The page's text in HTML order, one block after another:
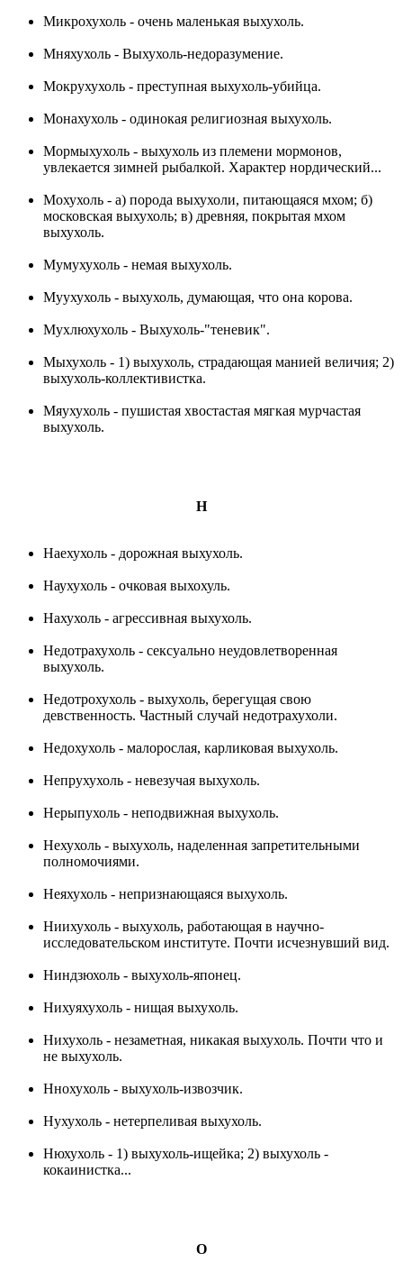
Микрохухоль - очень маленькая выхухоль.
Мняхухоль - Выхухоль-недоразумение.
Мокрухухоль - преступная выхухоль-убийца.
Монахухоль - одинокая религиозная выхухоль.
Мормыхухоль - выхухоль из племени мормонов,
увлекается зимней рыбалкой. Характер нордический...
Мохухоль - а) порода выхухоли, питающаяся мхом; б)
московская выхухоль; в) древняя, покрытая мхом
выхухоль.
Мумухухоль - немая выхухоль.
Муухухоль - выхухоль, думающая, что она корова.
Мухлюхухоль - Выхухоль-"теневик".
Мыхухоль - 1) выхухоль, страдающая манией величия; 2)
выхухоль-коллективистка.
Мяухухоль - пушистая хвостастая мягкая мурчастая
выхухоль.
Н
Наехухоль - дорожная выхухоль.
Наухухоль - очковая выхохуль.
Нахухоль - агрессивная выхухоль.
Недотрахухоль - сексуально неудовлетворенная
выхухоль.
Недотрохухоль - выхухоль, берегущая свою
девственность. Частный случай недотрахухоли.
Недохухоль - малорослая, карликовая выхухоль.
Непрухухоль - невезучая выхухоль.
Нерыпухоль - неподвижная выхухоль.
Нехухоль - выхухоль, наделенная запретительными
полномочиями.
Неяхухоль - непризнающаяся выхухоль.
Ниихухоль - выхухоль, работающая в научно-
исследовательском институте. Почти исчезнувший вид.
Ниндзюхоль - выхухоль-японец.
Нихуяхухоль - нищая выхухоль.
Нихухоль - незаметная, никакая выхухоль. Почти что и
не выхухоль.
Ннохухоль - выхухоль-извозчик.
Нухухоль - нетерпеливая выхухоль.
Нюхухоль - 1) выхухоль-ищейка; 2) выхухоль -
кокаинистка...
О